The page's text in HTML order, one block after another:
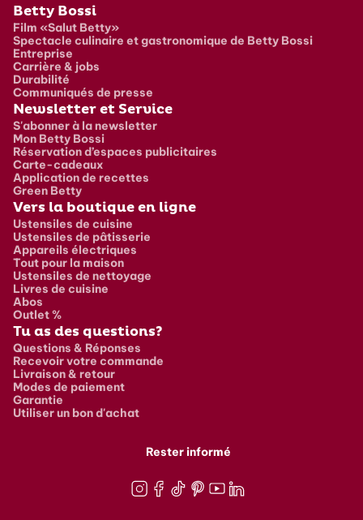
Pied de page
Betty Bossi
Film «Salut Betty»
Spectacle culinaire et gastronomique de Betty Bossi
Entreprise
Carrière & jobs
Durabilité
Communiqués de presse
Newsletter et Service
S'abonner à la newsletter
Mon Betty Bossi
Réservation d’espaces publicitaires
Carte-cadeaux
Application de recettes
Green Betty
Vers la boutique en ligne
Ustensiles de cuisine
Ustensiles de pâtisserie
Appareils électriques
Tout pour la maison
Ustensiles de nettoyage
Livres de cuisine
Abos
Outlet %
Tu as des questions?
Questions & Réponses
Recevoir votre commande
Livraison & retour
Modes de paiement
Garantie
Utiliser un bon d'achat
Rester informé